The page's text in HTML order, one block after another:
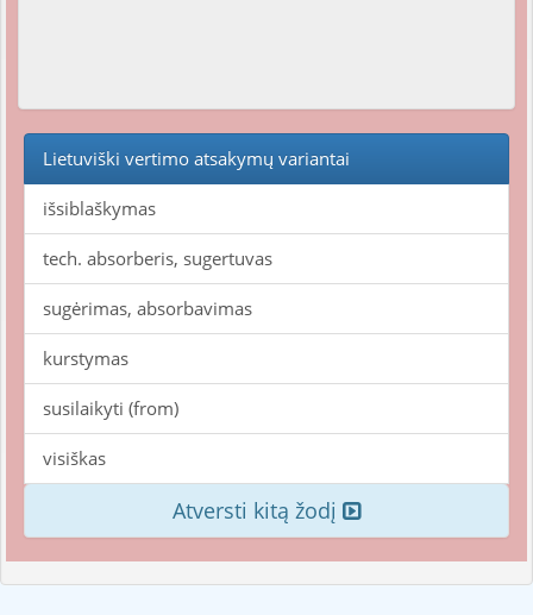
Lietuviški vertimo atsakymų variantai
išsiblaškymas
tech. absorberis, sugertuvas
sugėrimas, absorbavimas
kurstymas
susilaikyti (from)
visiškas
Atversti kitą žodį